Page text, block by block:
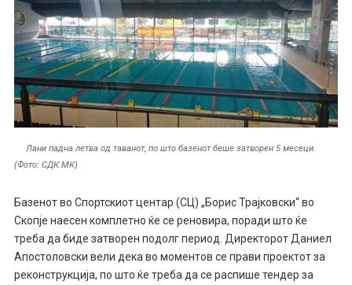
Лани падна летва од таванот, по што базенот беше затворен 5 месеци.
(Фото: СДК.МК)
Базенот во Спортскиот центар (СЦ) „Борис Трајковски“ во
Скопје наесен комплетно ќе се реновира, поради што ќе
треба да биде затворен подолг период. Директорот Даниел
Апостоловски вели дека во моментов се прави проектот за
реконструкција, по што ќе треба да се распише тендер за